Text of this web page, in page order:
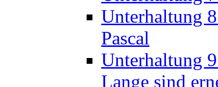
Unterhaltung
Lange sind
Unterhaltung
dem Equality-